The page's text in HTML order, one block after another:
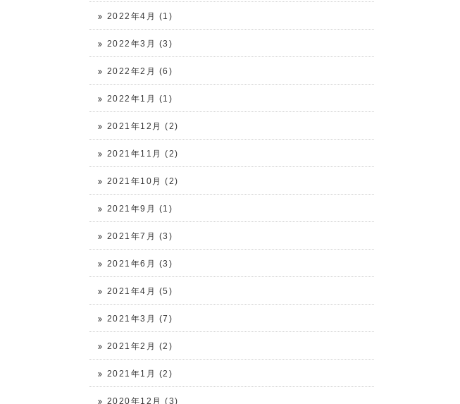
2022年4月 (1)
2022年3月 (3)
2022年2月 (6)
2022年1月 (1)
2021年12月 (2)
2021年11月 (2)
2021年10月 (2)
2021年9月 (1)
2021年7月 (3)
2021年6月 (3)
2021年4月 (5)
2021年3月 (7)
2021年2月 (2)
2021年1月 (2)
2020年12月 (3)